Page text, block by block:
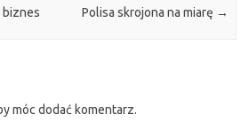
biznes Polisa skrojona na miarę →
móc dodać komentarz.